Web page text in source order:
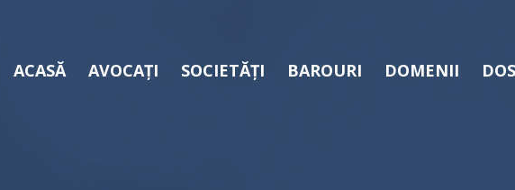
ACASĂ AVOCAȚI SOCIETĂȚI BAROURI DOMENII